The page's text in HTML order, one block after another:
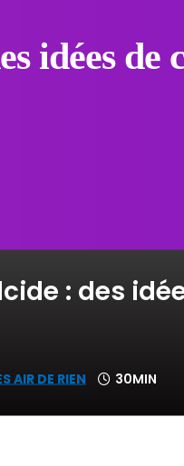
idées de
: des
AIR DE RIEN 30MIN